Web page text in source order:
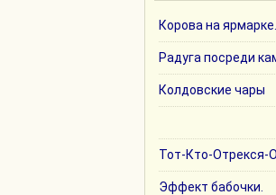
Корова на ярмарке.
Радуга посреди
Колдовские чары
Тот-Кто-Отрекся-
Эффект бабочки.